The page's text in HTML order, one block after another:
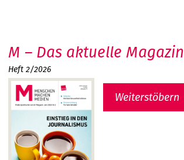
M – Das aktuelle Magazin
Heft 2/2026
Weiterstöbern